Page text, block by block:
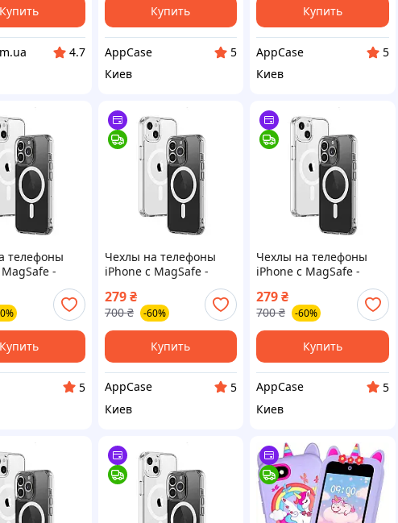
Купить
4.7
Купить
AppCase
5
Киев
Купить
AppCase
5
Киев
телефоны
-
Купить
5
Чехлы на телефоны
iPhone с MagSafe -
279 ₴
700 ₴ -60%
Купить
AppCase
5
Киев
Чехлы на телефоны
iPhone с MagSafe -
279₴
700 ₴ -60%
Купить
AppCase
5
Киев